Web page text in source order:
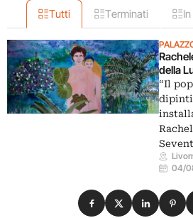
Tutti Terminati
della
“Il
04/
Condividi su
Condividi su X
Condividi